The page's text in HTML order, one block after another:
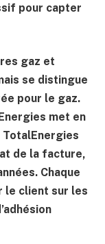
pour capter
gaz et
se distingue
pour le gaz.
met en
de la facture,
Chaque
le client sur les